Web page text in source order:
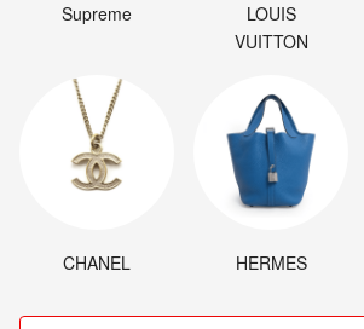
Supreme
LOUIS
VUITTON
CHANEL HERMES